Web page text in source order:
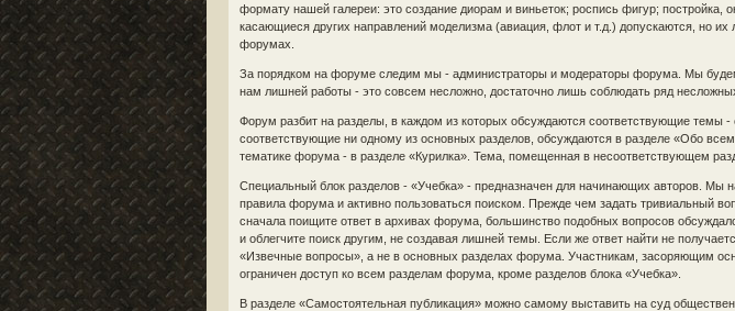
формату нашей галереи: это создание диорам и виньеток; роспись фигур; постройка,
касающиеся других направлений моделизма (авиация, флот и т.д.) допускаются, но
форумах.
За порядком на форуме следим мы - администраторы и модераторы форума. Мы
нам лишней работы - это совсем несложно, достаточно лишь соблюдать ряд
Форум разбит на разделы, в каждом из которых обсуждаются соответствующие темы -
соответствующие ни одному из основных разделов, обсуждаются в разделе «Обо
тематике форума - в разделе «Курилка». Тема, помещенная в несоответствующем
Специальный блок разделов - «Учебка» - предназначен для начинающих авторов. Мы
правила форума и активно пользоваться поиском. Прежде чем задать тривиальный
сначала поищите ответ в архивах форума, большинство подобных вопросов
и облегчите поиск другим, не создавая лишней темы. Если же ответ найти не
«Извечные вопросы», а не в основных разделах форума. Участникам, засоряющим
ограничен доступ ко всем разделам форума, кроме разделов блока «Учебка».
В разделе «Самостоятельная публикация» можно самому выставить на суд